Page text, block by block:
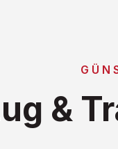
&